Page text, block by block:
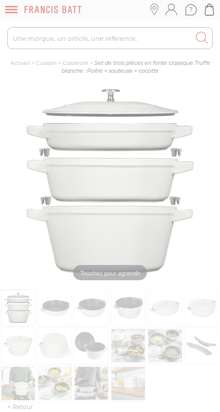
Accueil> Cuisson> Casserole > Set de trois pièces en fonte classique Truffe
blanche : Poêle + sauteuse + cocotte
Touchez pour agrandir
< Retour